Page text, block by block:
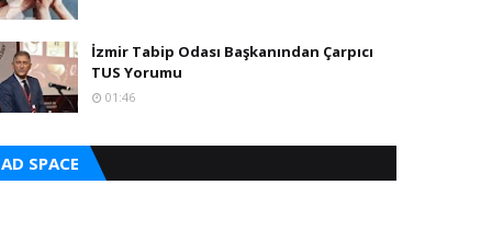
İzmir Tabip Odası Başkanından Çarpıcı
TUS Yorumu
01:46
AD SPACE